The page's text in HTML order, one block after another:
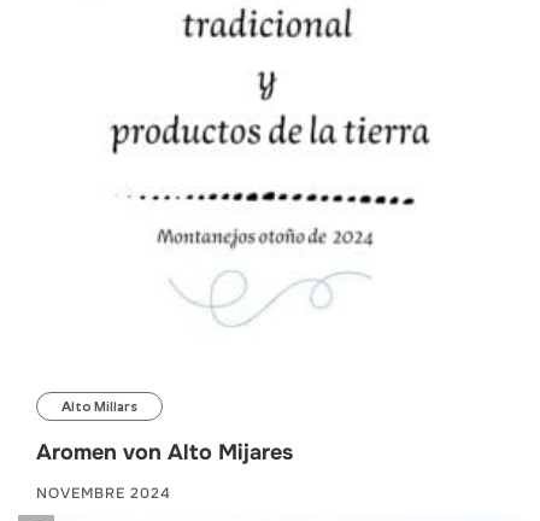
Alto Millars
Aromen von Alto Mijares
NOVEMBRE 2024